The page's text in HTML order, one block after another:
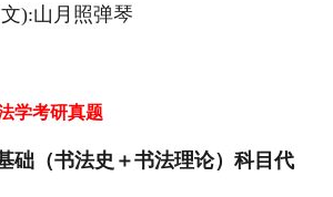
):山月照弹琴
学考研真题
础（书法史＋书法理论）科目代